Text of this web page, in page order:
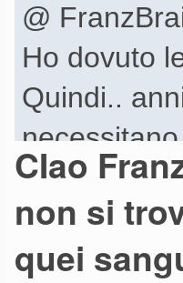
@
Ho dovuto
Quindi..
Giorni fa
Oggi... i
CIao
non si
quei